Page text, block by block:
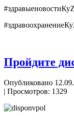
Пройдите
Опубликовано
| Просмотров: 1329